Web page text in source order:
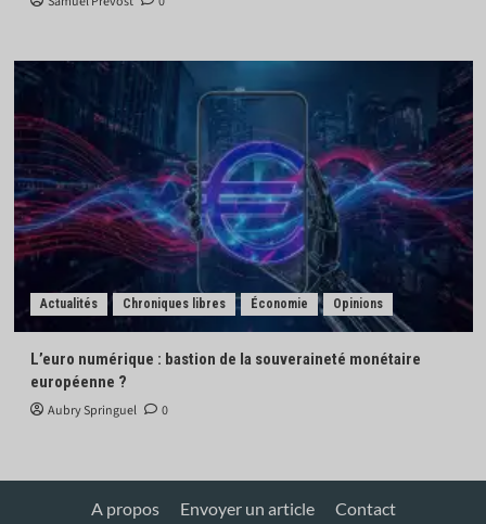
Actualités Chroniques libres Économie Opinions
L’euro numérique : bastion de la souveraineté monétaire
européenne ?
Aubry Springuel 0
A propos Envoyer un article Contact